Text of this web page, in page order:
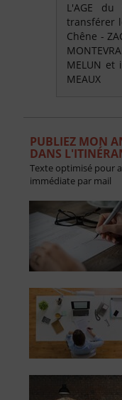
L'AGE du
transférer
Chêne -
MELUN et
MEAUX
PUBLIEZ MON
DANS
Texte optimisé pour
immédiate par mail